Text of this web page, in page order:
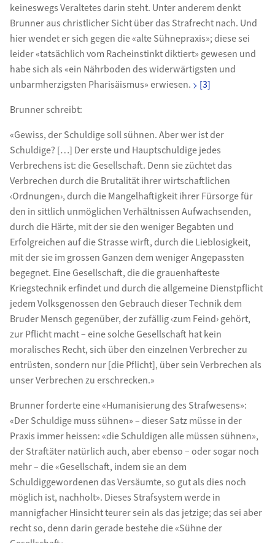
keineswegs Veraltetes darin steht. Unter anderem denkt
Brunner aus christlicher Sicht über das Strafrecht nach. Und
hier wendet er sich gegen die «alte Sühnepraxis»; diese sei
leider «tatsächlich vom Racheinstinkt diktiert» gewesen und
habe sich als «ein Nährboden des widerwärtigsten und
unbarmherzigsten Pharisäismus» erwiesen.
[3]
Brunner schreibt:
«Gewiss, der Schuldige soll sühnen. Aber wer ist der
Schuldige? […] Der erste und Hauptschuldige jedes
Verbrechens ist: die Gesellschaft. Denn sie züchtet das
Verbrechen durch die Brutalität ihrer wirtschaftlichen
‹Ordnungen›, durch die Mangelhaftigkeit ihrer Fürsorge für
den in sittlich unmöglichen Verhältnissen Aufwachsenden,
durch die Härte, mit der sie den weniger Begabten und
Erfolgreichen auf die Strasse wirft, durch die Lieblosigkeit,
mit der sie im grossen Ganzen dem weniger Angepassten
begegnet. Eine Gesellschaft, die die grauenhafteste
Kriegstechnik erfindet und durch die allgemeine Dienstpflicht
jedem Volksgenossen den Gebrauch dieser Technik dem
Bruder Mensch gegenüber, der zufällig ‹zum Feind› gehört,
zur Pflicht macht – eine solche Gesellschaft hat kein
moralisches Recht, sich über den einzelnen Verbrecher zu
entrüsten, sondern nur [die Pflicht], über sein Verbrechen als
unser Verbrechen zu erschrecken.»
Brunner forderte eine «Humanisierung des Strafwesens»:
«Der Schuldige muss sühnen» – dieser Satz müsse in der
Praxis immer heissen: «die Schuldigen alle müssen sühnen»,
der Straftäter natürlich auch, aber ebenso – oder sogar noch
mehr – die «Gesellschaft, indem sie an dem
Schuldiggewordenen das Versäumte, so gut als dies noch
möglich ist, nachholt». Dieses Strafsystem werde in
mannigfacher Hinsicht teurer sein als das jetzige; das sei aber
recht so, denn darin gerade bestehe die «Sühne der